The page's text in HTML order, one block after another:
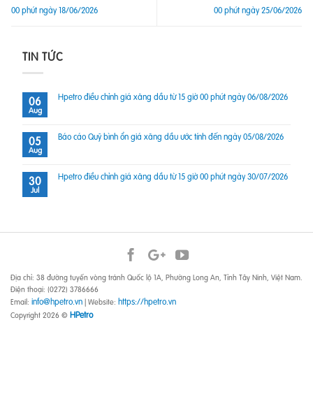
TIN TỨC
06
Aug
Hpetro điều chỉnh giá xăng dầu từ 15 giờ 00 phút ngày 06/08/2026
05
Aug
Báo cáo Quỹ bình ổn giá xăng dầu ước tính đến ngày 05/08/2026
30
Jul
Hpetro điều chỉnh giá xăng dầu từ 15 giờ 00 phút ngày 30/07/2026
00 phút ngày 18/06/2026
00 phút ngày 25/06/2026
Địa chỉ: 38 đường tuyến vòng tránh Quốc lộ 1A, Phường Long An, Tỉnh Tây Ninh, Việt Nam.
Điện thoại: (0272) 3786666
Email: info@hpetro.vn | Website: https://hpetro.vn
Copyright 2026 © HPetro